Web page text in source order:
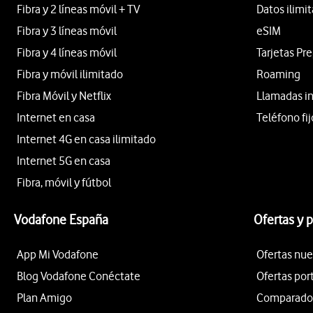
Fibra y 2 líneas móvil + TV
Fibra y 3 líneas móvil
Fibra y 4 líneas móvil
Fibra y móvil ilimitado
Fibra Móvil y Netflix
Internet en casa
Internet 4G en casa ilimitado
Internet 5G en casa
Fibra, móvil y fútbol
Datos
eSIM
Tarjetas
Roaming
Llamadas
Teléfono
Vodafone España
App Mi Vodafone
Blog Vodafone Conéctate
Plan Amigo
Ofertas y
Ofertas
Ofertas